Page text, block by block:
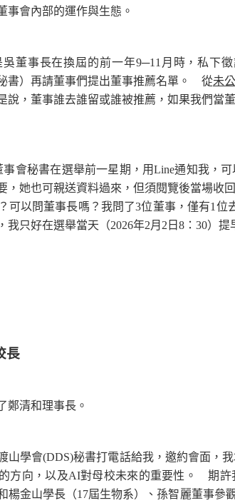
事會內部的運作與生態。
事長在換屆的前一年9─11月時，私下徵
書）再請董事們提出董事推薦名單。 從未
說，董事誰去誰留或誰被推薦，如果我們當
秘書在選舉前一星期，用Line通知我，可
，她也可親送資料過來，但須閱覽後當場
可以問董事長嗎？我問了3位董事，僅有1
只好在選舉當天（2026年2月2日8：30）
長
鄭清和理事長。
學會(DDS)秘書打電話給我，邀約會面，
方向，以及AI對母校未來的重要性。 期
楊金山學長（17屆生物系）、孫智麗董事